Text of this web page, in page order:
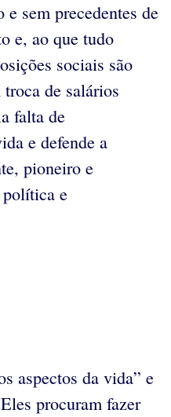
sem precedentes de
e, ao que tudo
sociais são
de salários
falta de
e defende a
pioneiro e
política e
aspectos da vida” e
procuram fazer